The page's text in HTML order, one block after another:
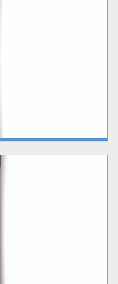
MADRE
CON MASA
madre